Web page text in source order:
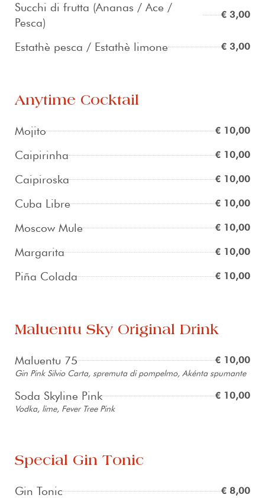
Succhi di frutta (Ananas / Ace /
Pesca)
€ 3,00
Estathè pesca / Estathè limone € 3,00
Anytime Cocktail
Mojito € 10,00
Caipirinha € 10,00
Caipiroska € 10,00
Cuba Libre € 10,00
Moscow Mule € 10,00
Margarita € 10,00
Piña Colada € 10,00
Maluentu Sky Original Drink
Maluentu 75 € 10,00
Gin Pink Silvio Carta, spremuta di pompelmo, Akénta spumante
Soda Skyline Pink € 10,00
Vodka, lime, Fever Tree Pink
Special Gin Tonic
Gin Tonic € 8,00